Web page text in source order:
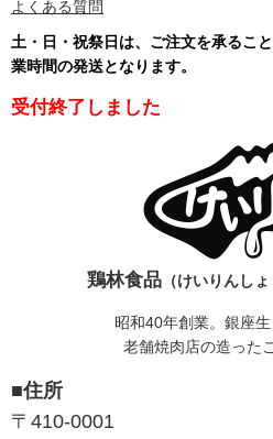
よくある質問
土・日・祝祭日は、ご注文を承るこ
業時間の発送となります。
受付終了しました
鶏林食品 （けいりんしょ
昭和40年創業。銀座生
老舗焼肉店の造った
■住所
〒410-0001